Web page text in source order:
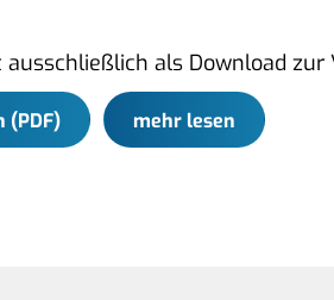
als Download zur
(PDF) mehr lesen